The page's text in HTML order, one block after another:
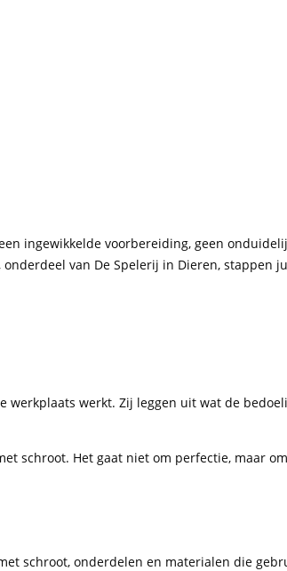
ingewikkelde voorbereiding, geen
van De Spelerij in Dieren, stappen
werkt. Zij leggen uit wat de
schroot. Het gaat niet om perfectie, maar
schroot, onderdelen en materialen die